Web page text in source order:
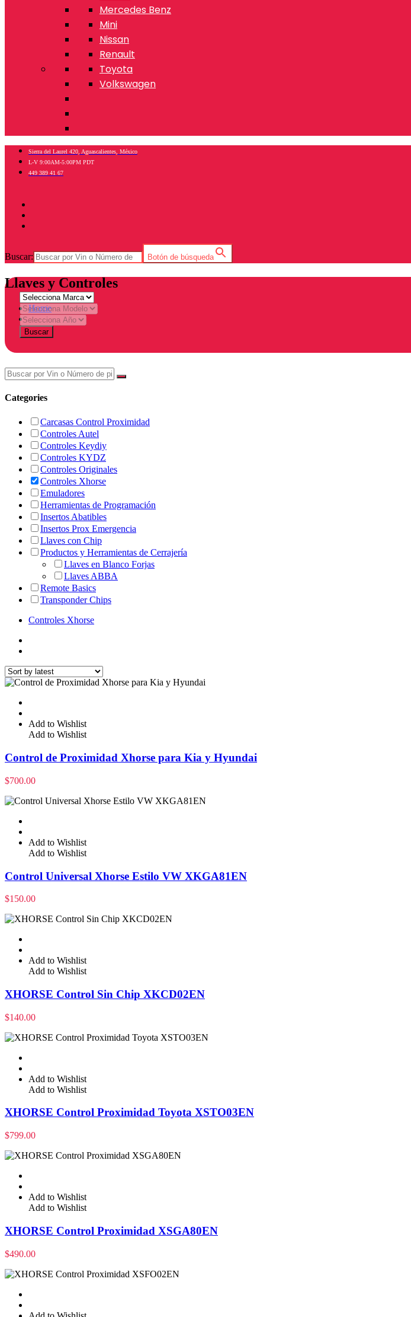
Mercedes Benz
Mini
Nissan
Renault
Toyota
Volkswagen
Sierra del Laurel 420, Aguascalientes, México
L-V 9:00AM-5:00PM PDT
449 389 41 67
Buscar: Botón de búsqueda
Llaves y Controles
Home
Tienda
Buscar
Categories
Carcasas Control Proximidad
Controles Autel
Controles Keydiy
Controles KYDZ
Controles Originales
Controles Xhorse
Emuladores
Herramientas de Programación
Insertos Abatibles
Insertos Prox Emergencia
Llaves con Chip
Productos y Herramientas de Cerrajería
Llaves en Blanco Forjas
Llaves ABBA
Remote Basics
Transponder Chips
Controles Xhorse
Add to Wishlist
Add to Wishlist
Control de Proximidad Xhorse para Kia y Hyundai
$700.00
Add to Wishlist
Add to Wishlist
Control Universal Xhorse Estilo VW XKGA81EN
$150.00
Add to Wishlist
Add to Wishlist
XHORSE Control Sin Chip XKCD02EN
$140.00
Add to Wishlist
Add to Wishlist
XHORSE Control Proximidad Toyota XSTO03EN
$799.00
Add to Wishlist
Add to Wishlist
XHORSE Control Proximidad XSGA80EN
$490.00